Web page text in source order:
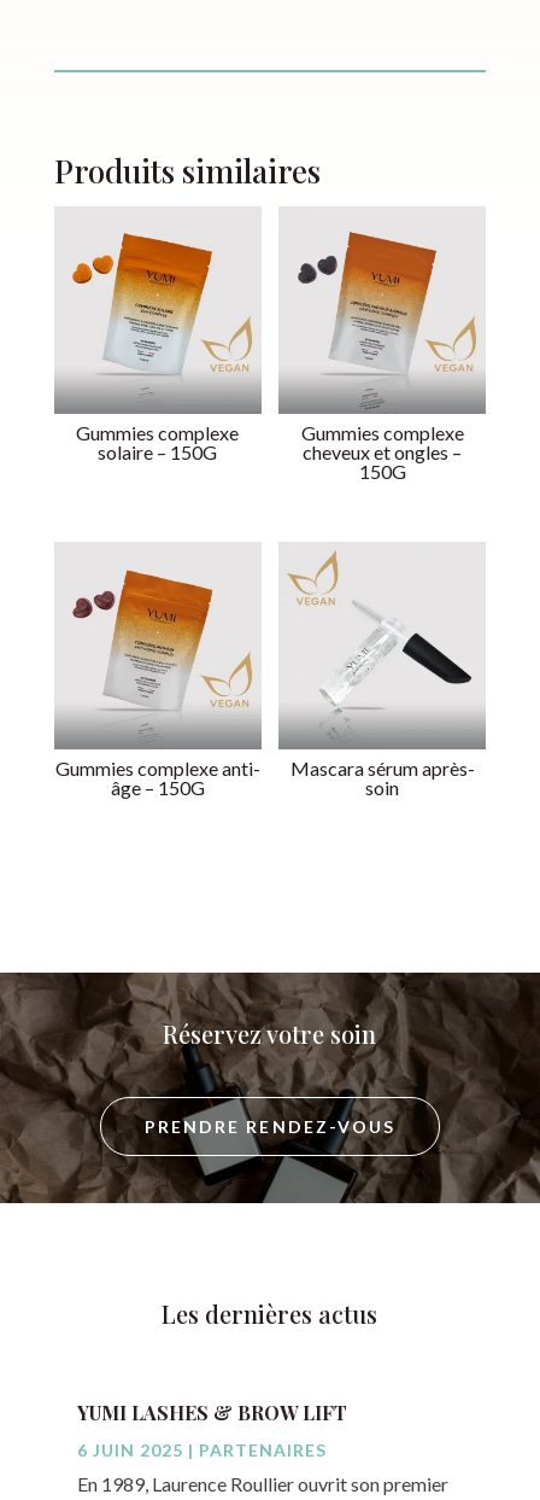
Produits similaires
Gummies complexe
solaire – 150G
Gummies complexe
cheveux et ongles –
150G
Gummies complexe anti-
âge – 150G
Mascara sérum après-
soin
Réservez votre soin
PRENDRE RENDEZ-VOUS
Les dernières actus
YUMI LASHES & BROW LIFT
6 JUIN 2025 | PARTENAIRES
En 1989, Laurence Roullier ouvrit son premier